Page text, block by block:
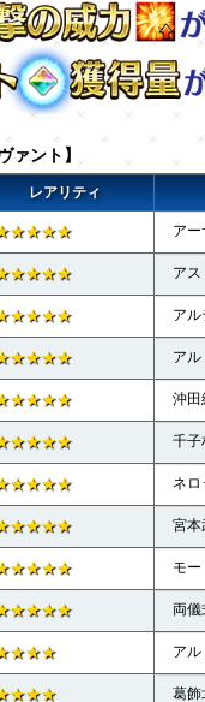
ァント】
レアリティ
ア
ア
アル
ア
沖田
千子
ネ
宮本
モ
両儀
ア
葛飾